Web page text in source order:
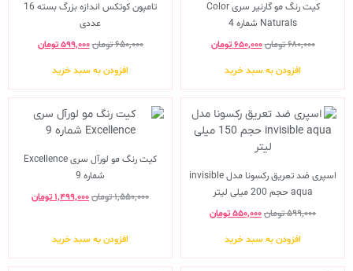
کیت رنگ مو گارنیر سری Color
Naturals شماره 4
۶۸۰,۰۰۰تومان۶۵۰,۰۰۰ تومان
افزودن به سبد خرید
تامپون کوتکس اندازه بزرگ بسته 16
عددی
۶۵۰,۰۰۰تومان۵۹۹,۰۰۰ تومان
افزودن به سبد خرید
اسپری ضد تعریق رکسونا مدل invisible
aqua حجم 200 میلی لیتر
۵۹۹,۰۰۰تومان۵۵۰,۰۰۰تومان
افزودن به سبد خرید
کیت رنگ مو لورآل سری Excellence
شماره 9
۱,۵۵۰,۰۰۰تومان۱,۴۹۹,۰۰۰ تومان
افزودن به سبد خرید